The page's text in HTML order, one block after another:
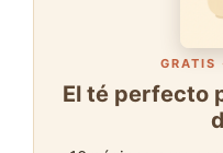
GRATIS
El té perfecto